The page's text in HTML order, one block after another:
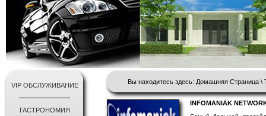
VIP ОБСЛУЖИВАНИЕ
ГАСТРОНОМИЯ
Вы находитесь здесь: Домашняя Страница \
INFOMANIAK